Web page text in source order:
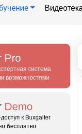
Видеотека
Pro
система
возможностями
Demo
к Buxgalter
бесплатно